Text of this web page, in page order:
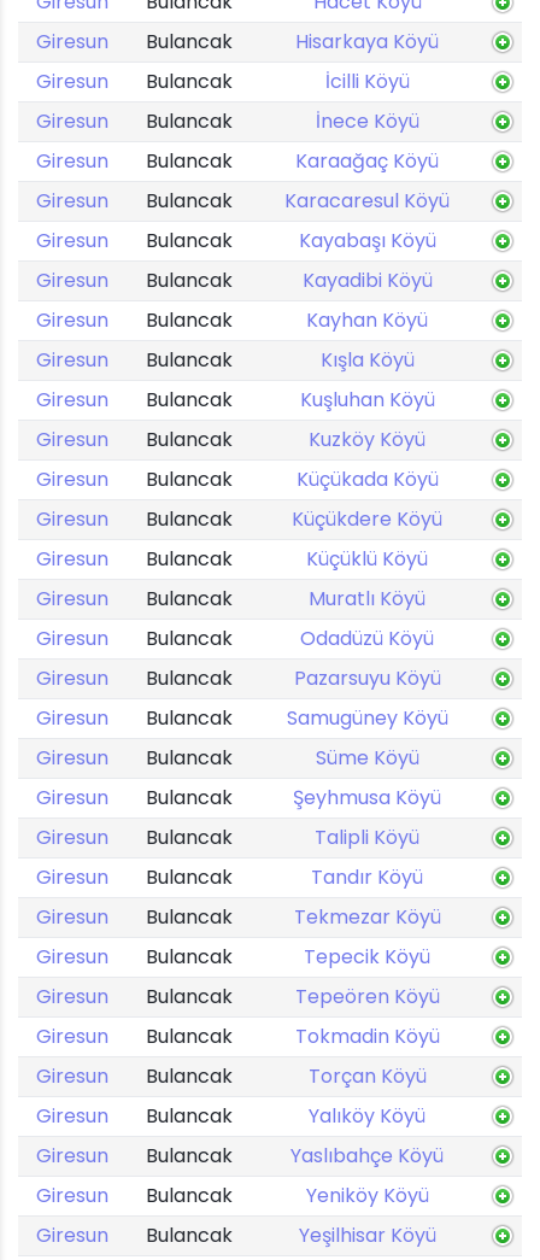
Giresun
Bulancak
Hisarkaya Köyü
Giresun
Bulancak
İcilli Köyü
Giresun
Bulancak
İnece Köyü
Giresun
Bulancak
Karaağaç Köyü
Giresun
Bulancak
Karacaresul Köyü
Giresun
Bulancak
Kayabaşı Köyü
Giresun
Bulancak
Kayadibi Köyü
Giresun
Bulancak
Kayhan Köyü
Giresun
Bulancak
Kışla Köyü
Giresun
Bulancak
Kuşluhan Köyü
Giresun
Bulancak
Kuzköy Köyü
Giresun
Bulancak
Küçükada Köyü
Giresun
Bulancak
Küçükdere Köyü
Giresun
Bulancak
Küçüklü Köyü
Giresun
Bulancak
Muratlı Köyü
Giresun
Bulancak
Odadüzü Köyü
Giresun
Bulancak
Pazarsuyu Köyü
Giresun
Bulancak
Samugüney Köyü
Giresun
Bulancak
Süme Köyü
Giresun
Bulancak
Şeyhmusa Köyü
Giresun
Bulancak
Talipli Köyü
Giresun
Bulancak
Tandır Köyü
Giresun
Bulancak
Tekmezar Köyü
Giresun
Bulancak
Tepecik Köyü
Giresun
Bulancak
Tepeören Köyü
Giresun
Bulancak
Tokmadin Köyü
Giresun
Bulancak
Torçan Köyü
Giresun
Bulancak
Yalıköy Köyü
Giresun
Bulancak
Yaslıbahçe Köyü
Giresun
Bulancak
Yeniköy Köyü
Giresun
Bulancak
Yeşilhisar Köyü